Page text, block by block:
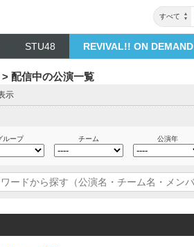
すべて
STU48 REVIVAL!! ON DEMAND
配信中の公演一覧
示
ループ チーム 公演年